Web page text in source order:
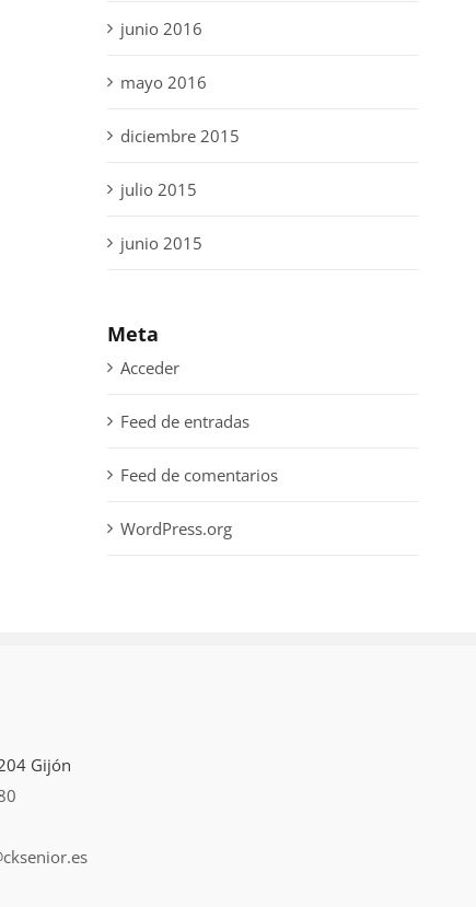
junio 2016
mayo 2016
diciembre 2015
julio 2015
junio 2015
Meta
Acceder
Feed de entradas
Feed de comentarios
WordPress.org
Gijón